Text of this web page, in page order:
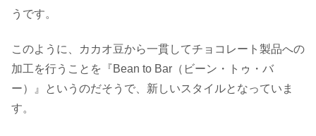
うです。
このように、カカオ豆から一貫してチョコレート製品への
加工を行うことを『Bean to Bar（ビーン・トゥ・バ
ー）』というのだそうで、新しいスタイルとなっていま
す。